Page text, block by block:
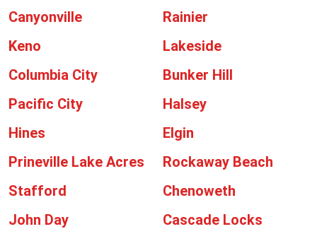
Canyonville
Rainier
Keno
Lakeside
Columbia City
Bunker Hill
Pacific City
Halsey
Hines
Elgin
Prineville Lake Acres
Rockaway Beach
Stafford
Chenoweth
John Day
Cascade Locks